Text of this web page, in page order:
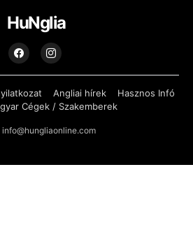
HuNglia
Angliai hírek
Hasznos Infó
Cégek / Szakemberek
info@hungliaonline.com